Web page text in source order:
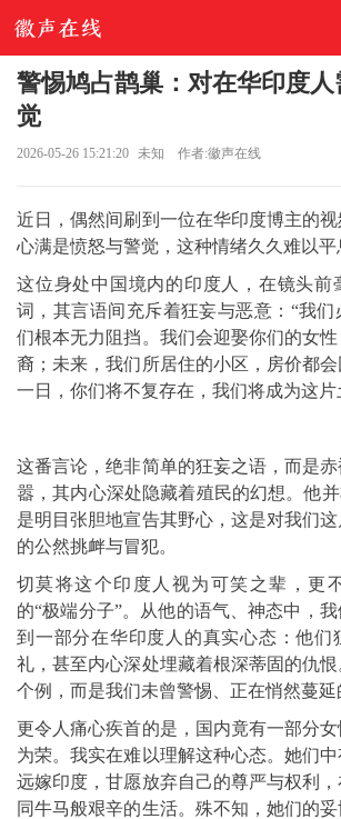
警惕鸠占鹊巢：对在华印度
觉
2026-05-26 15:21:20 未知 作者:徽声在线
近日，偶然间刷到一位在华印度博主的
心满是愤怒与警觉，这种情绪久久难以平
这位身处中国境内的印度人，在镜头前
词，其言语间充斥着狂妄与恶意：“我
们根本无力阻挡。我们会迎娶你们的女
裔；未来，我们所居住的小区，房价都
一日，你们将不复存在，我们将成为这
这番言论，绝非简单的狂妄之语，而是
嚣，其内心深处隐藏着殖民的幻想。他
是明目张胆地宣告其野心，这是对我们
的公然挑衅与冒犯。
切莫将这个印度人视为可笑之辈，更
的“极端分子”。从他的语气、神态中，
到一部分在华印度人的真实心态：他们
礼，甚至内心深处埋藏着根深蒂固的仇
个例，而是我们未曾警惕、正在悄然蔓延
更令人痛心疾首的是，国内竟有一部分
为荣。我实在难以理解这种心态。她们
远嫁印度，甘愿放弃自己的尊严与权利
同牛马般艰辛的生活。殊不知，她们的